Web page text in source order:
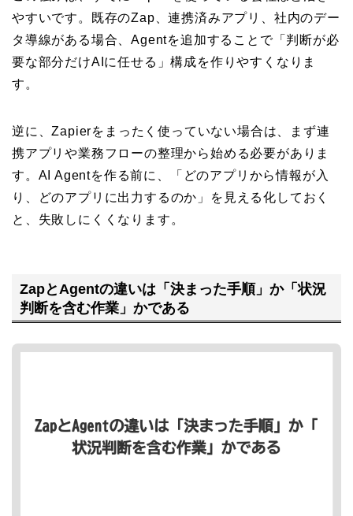
やすいです。既存のZap、連携済みアプリ、社内のデー
タ導線がある場合、Agentを追加することで「判断が必
要な部分だけAIに任せる」構成を作りやすくなりま
す。
逆に、Zapierをまったく使っていない場合は、まず連
携アプリや業務フローの整理から始める必要がありま
す。AI Agentを作る前に、「どのアプリから情報が入
り、どのアプリに出力するのか」を見える化しておく
と、失敗しにくくなります。
ZapとAgentの違いは「決まった手順」か「状況
判断を含む作業」かである